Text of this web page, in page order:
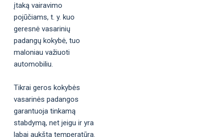
įtaką vairavimo
pojūčiams, t. y. kuo
geresnė vasarinių
padangų kokybė, tuo
maloniau važiuoti
automobiliu.
Tikrai geros kokybės
vasarinės padangos
garantuoja tinkamą
stabdymą, net jeigu ir yra
labai aukšta temperatūra.